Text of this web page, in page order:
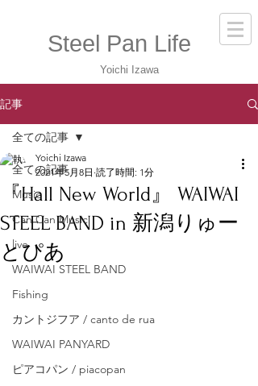
Steel Pan Life
Yoichi Izawa
記事
全ての記事
Music
Can Can Music
live
WAIWAI STEEL BAND
Fishing
カントジフア / canto de rua
WAIWAI PANYARD
ピアコパン / piacopan
全ての記事
『Hall New World』 WAIWAI
STEEL BAND in 新潟りゅー
とぴあ
Yoichi Izawa
2021年5月8日 読了時間: 1分